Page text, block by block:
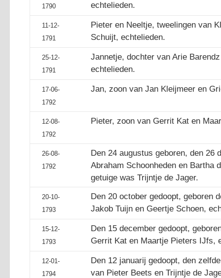
1790
echtelieden.
11-12-
1791
Pieter en Neeltje, tweelingen van
Schuijt, echtelieden.
25-12-
1791
Jannetje, dochter van Arie
echtelieden.
17-06-
1792
Jan, zoon van Jan Kleijmeer en
12-08-
1792
Pieter, zoon van Gerrit Kat en
26-08-
1792
Den 24 augustus geboren, den 26
Abraham Schoonheden en Bartha
getuige was Trijntje de Jager.
20-10-
1793
Den 20 october gedoopt, geboren
Jakob Tuijn en Geertje Schoen,
15-12-
1793
Den 15 december gedoopt,
Gerrit Kat en Maartje Pieters IJfs,
12-01-
1794
Den 12 januarij gedoopt, den
van Pieter Beets en Trijntje de